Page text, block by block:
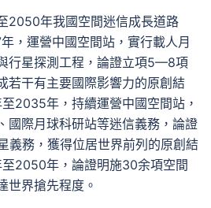
2050年我國空間迷信成長道路
，運營中國空間站，實行載人月
行星探測工程，論證立項5—8項
若干有主要國際影響力的原創結
2035年，持續運營中國空間站，
國際月球科研站等迷信義務，論證
義務，獲得位居世界前列的原創結
2050年，論證明施30余項空間
世界搶先程度。